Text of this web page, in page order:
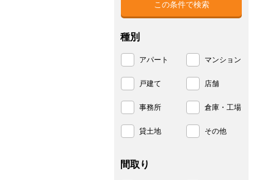
種別
アパート マンション
戸建て 店舗
事務所 倉庫・工場
貸土地 その他
間取り